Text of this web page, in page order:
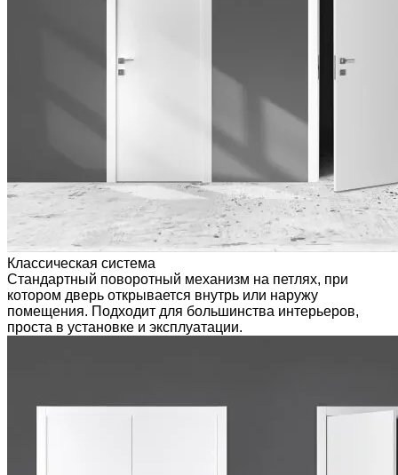
Классическая система
Стандартный поворотный механизм на петлях, при
котором дверь открывается внутрь или наружу
помещения. Подходит для большинства интерьеров,
проста в установке и эксплуатации.